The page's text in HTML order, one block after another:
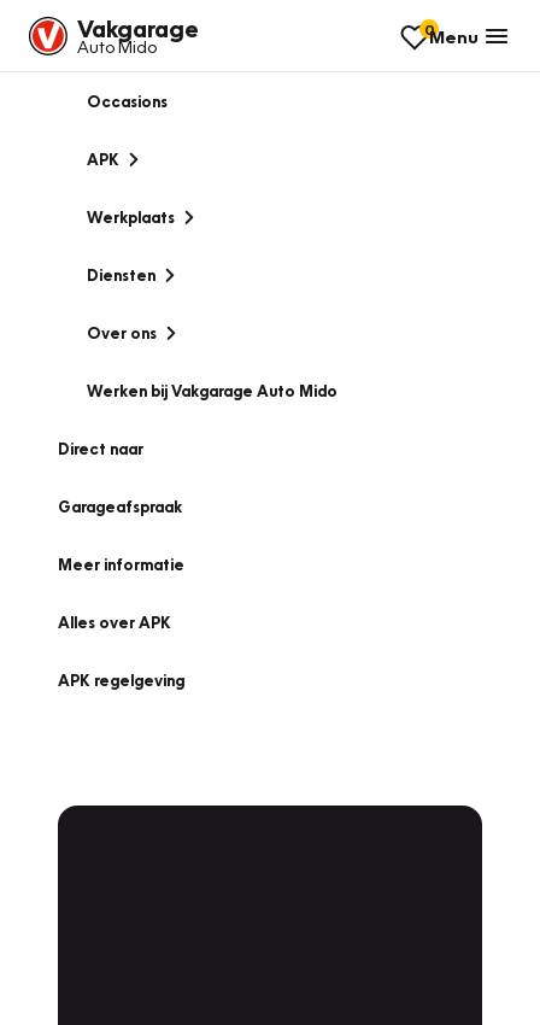
Vakgarage
Auto Mido
0Menu
Occasions
APK
Werkplaats
Diensten
Over ons
Werken bij Vakgarage Auto Mido
Direct naar
Garageafspraak
Meer informatie
Alles over APK
APK regelgeving